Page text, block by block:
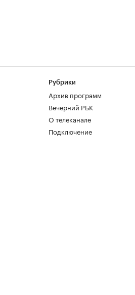
Рубрики
Архив программ
Вечерний РБК
О телеканале
Подключение